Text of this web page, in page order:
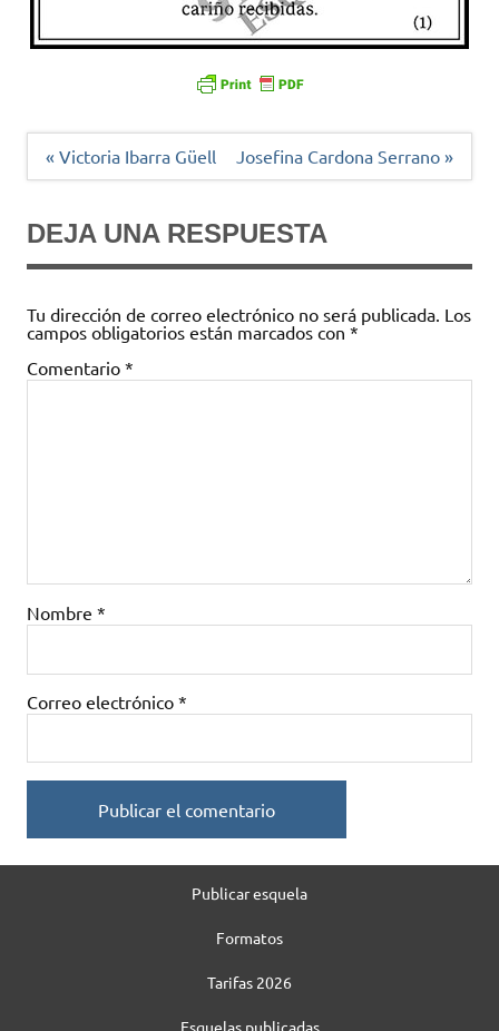
Navegación
« Victoria Ibarra Güell Josefina Cardona Serrano »
DEJA UNA RESPUESTA
Tu dirección de correo electrónico no será publicada. Los
campos obligatorios están marcados con *
Comentario *
Nombre *
Correo electrónico *
Publicar esquela
Formatos
Tarifas 2026
Esquelas publicadas